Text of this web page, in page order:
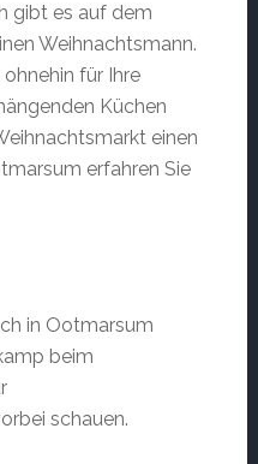
gibt es auf dem
Weihnachtsmann.
für Ihre
Küchen
einen
erfahren Sie
in Ootmarsum
beim
schauen.